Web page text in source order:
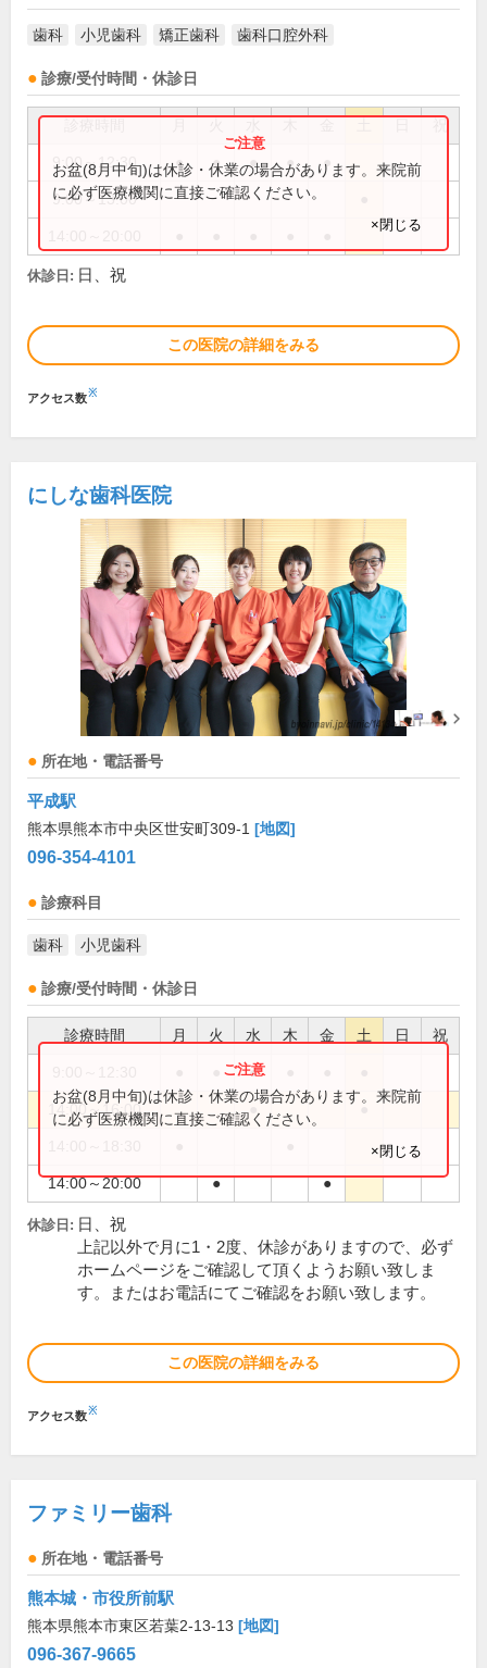
歯科 小児歯科 矯正歯科 歯科口腔外科
診療/受付時間・休診日
祝
9:00～12:30 ● ● ● ● ●
9:00～13:00
お盆(8月中旬)は休診・休業の場合があります。来院前
に必ず医療機関に直接ご確認ください。
×閉じる
休診日: 日、祝
この医院の詳細をみる
アクセス数※
にしな歯科医院
所在地・電話番号
平成駅
熊本県熊本市中央区世安町309-1 [地図]
096-354-4101
診療科目
歯科 小児歯科
診療/受付時間・休診日
診療時間 月 火 水 木 金 土 日 祝
●
14:00～16:00 ● ●
14:00～20:00 ● ●
お盆(8月中旬)は休診・休業の場合があります。来院前
に必ず医療機関に直接ご確認ください。
×閉じる
休診日: 日、祝
上記以外で月に1・2度、休診がありますので、必ず
ホームページをご確認して頂くようお願い致しま
す。またはお電話にてご確認をお願い致します。
この医院の詳細をみる
アクセス数※
ファミリー歯科
所在地・電話番号
熊本城・市役所前駅
熊本県熊本市東区若葉2-13-13 [地図]
096-367-9665